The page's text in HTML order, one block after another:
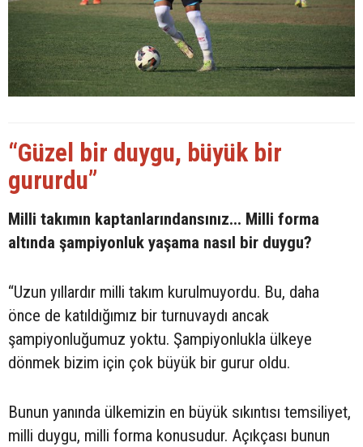
“Güzel bir duygu, büyük bir
gururdu”
Milli takımın kaptanlarındansınız... Milli forma
altında şampiyonluk yaşama nasıl bir duygu?
“Uzun yıllardır milli takım kurulmuyordu. Bu, daha
önce de katıldığımız bir turnuvaydı ancak
şampiyonluğumuz yoktu. Şampiyonlukla ülkeye
dönmek bizim için çok büyük bir gurur oldu.
Bunun yanında ülkemizin en büyük sıkıntısı temsiliyet,
milli duygu, milli forma konusudur. Açıkçası bunun